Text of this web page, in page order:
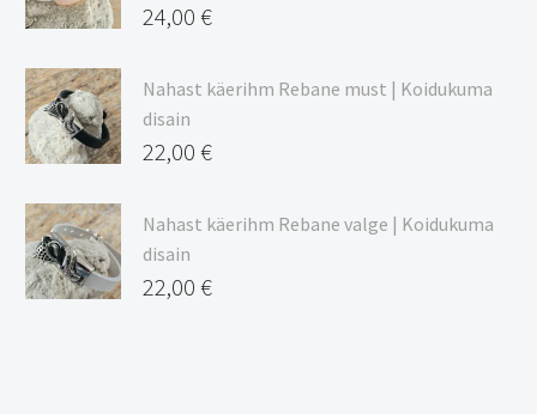
24,00 €
Nahast käerihm Rebane must | Koidukuma
disain
22,00 €
Nahast käerihm Rebane valge | Koidukuma
disain
22,00 €